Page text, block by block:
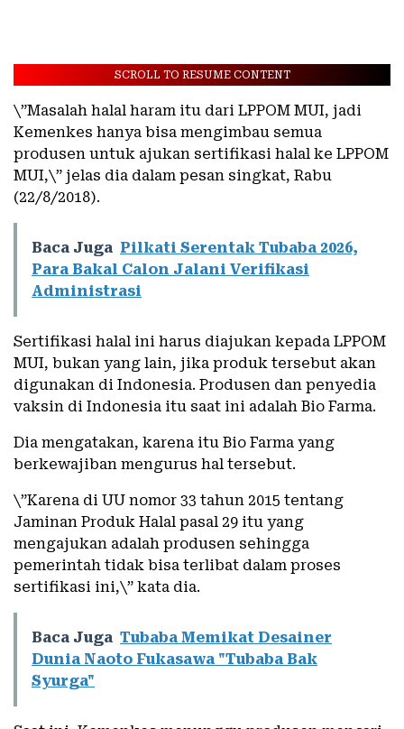
SCROLL TO RESUME CONTENT
\”Masalah halal haram itu dari LPPOM MUI, jadi
Kemenkes hanya bisa mengimbau semua
produsen untuk ajukan sertifikasi halal ke LPPOM
MUI,\” jelas dia dalam pesan singkat, Rabu
(22/8/2018).
Baca Juga Pilkati Serentak Tubaba 2026,
Para Bakal Calon Jalani Verifikasi
Administrasi
Sertifikasi halal ini harus diajukan kepada LPPOM
MUI, bukan yang lain, jika produk tersebut akan
digunakan di Indonesia. Produsen dan penyedia
vaksin di Indonesia itu saat ini adalah Bio Farma.
Dia mengatakan, karena itu Bio Farma yang
berkewajiban mengurus hal tersebut.
\”Karena di UU nomor 33 tahun 2015 tentang
Jaminan Produk Halal pasal 29 itu yang
mengajukan adalah produsen sehingga
pemerintah tidak bisa terlibat dalam proses
sertifikasi ini,\” kata dia.
Baca Juga Tubaba Memikat Desainer
Dunia Naoto Fukasawa "Tubaba Bak
Syurga"